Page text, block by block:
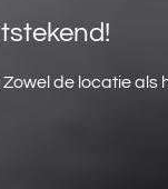
de locatie